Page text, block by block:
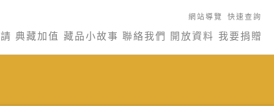
網站導覽 快速查詢
典藏加值 藏品小故事 聯絡我們 開放資料 我要捐贈